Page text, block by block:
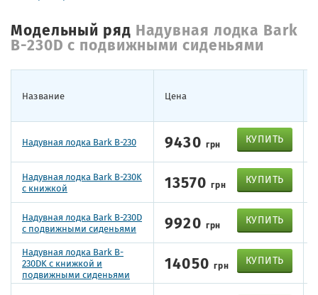
Модельный ряд Надувная лодка Bark
B-230D с подвижными сиденьями
Название Цена
Надувная лодка Bark B-230 9430 грн КУПИТЬ
Надувная лодка Bark B-230K
с книжкой
13570грн КУПИТЬ
Надувная лодка Bark B-230D
с подвижными сиденьями
9920 грн КУПИТЬ
Надувная лодка Bark B-
230DK с книжкой и
подвижными сиденьями
14050грн КУПИТЬ